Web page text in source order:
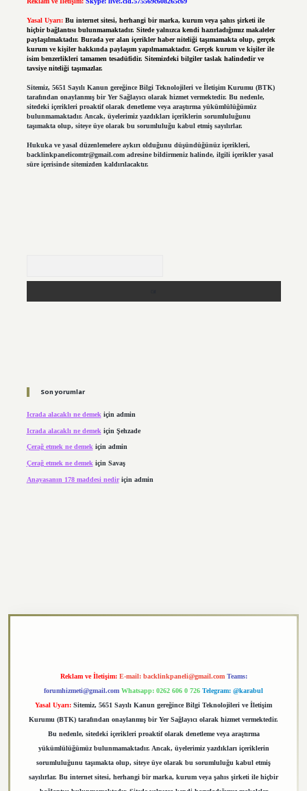
Yasal Uyarı: Bu internet sitesi, herhangi bir marka, kurum veya şahıs şirketi ile
hiçbir bağlantısı bulunmamaktadır. Sitede yalnızca kendi hazırladığımız makaleler
paylaşılmaktadır. Burada yer alan içerikler haber niteliği taşımamakta olup, gerçek
kurum ve kişiler hakkında paylaşım yapılmamaktadır. Gerçek kurum ve kişiler ile
isim benzerlikleri tamamen tesadüfidir. Sitemizdeki bilgiler taslak halindedir ve
tavsiye niteliği taşımazlar.
Sitemiz, 5651 Sayılı Kanun gereğince Bilgi Teknolojileri ve İletişim Kurumu (BTK)
tarafından onaylanmış bir Yer Sağlayıcı olarak hizmet vermektedir. Bu nedenle,
sitedeki içerikleri proaktif olarak denetleme veya araştırma yükümlülüğümüz
bulunmamaktadır. Ancak, üyelerimiz yazdıkları içeriklerin sorumluluğunu
taşımakta olup, siteye üye olarak bu sorumluluğu kabul etmiş sayılırlar.
Hukuka ve yasal düzenlemelere aykırı olduğunu düşündüğünüz içerikleri,
backlinkpanelicomtr@gmail.comadresine bildirmeniz halinde, ilgili içerikler yasal
süre içerisinde sitemizden kaldırılacaktır.
Son yorumlar
Icrada alacaklı ne demek için admin
Icrada alacaklı ne demek için Şehzade
Çerağ etmek ne demekiçin admin
Çerağ etmek ne demek için Savaş
Anayasanın 178 maddesi nediriçin admin
Reklam ve İletişim: E-mail: backlinkpaneli@gmail.com Teams:
forumhizmeti@gmail.com Whatsapp: 0262 606 0 726 Telegram: @karabul
Yasal Uyarı: Sitemiz, 5651 Sayılı Kanun gereğince Bilgi Teknolojileri ve İletişim
Kurumu (BTK) tarafından onaylanmış bir Yer Sağlayıcı olarak hizmet vermektedir.
Bu nedenle, sitedeki içerikleri proaktif olarak denetleme veya araştırma
yükümlülüğümüz bulunmamaktadır. Ancak, üyelerimiz yazdıkları içeriklerin
sorumluluğunu taşımakta olup, siteye üye olarak bu sorumluluğu kabul etmiş
sayılırlar. Bu internet sitesi, herhangi bir marka, kurum veya şahıs şirketi ile hiçbir